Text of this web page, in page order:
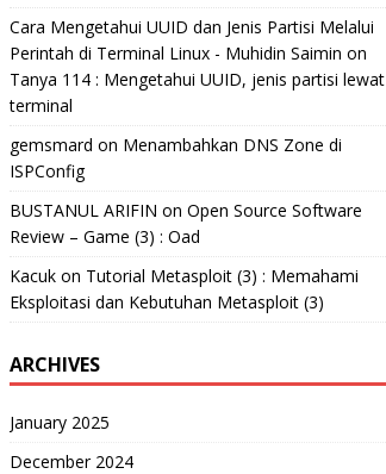
Cara Mengetahui UUID dan Jenis Partisi Melalui
Perintah di Terminal Linux - Muhidin Saimin on
Tanya 114 : Mengetahui UUID, jenis partisi lewat
terminal
gemsmard on Menambahkan DNS Zone di
ISPConfig
BUSTANUL ARIFIN on Open Source Software
Review – Game (3) : Oad
Kacukon Tutorial Metasploit (3) : Memahami
Eksploitasi dan Kebutuhan Metasploit (3)
ARCHIVES
January 2025
December 2024